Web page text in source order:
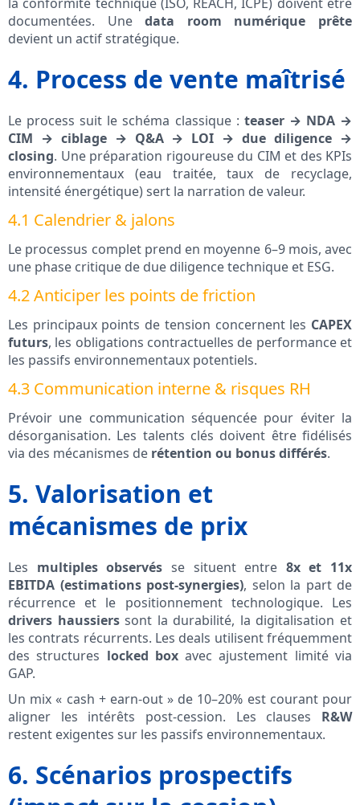
documentées. Unedata room numérique prête
devient un actif stratégique.
4. Process de vente maîtrisé
Le process suit le schéma classique : teaser → NDA →
CIM → ciblage → Q&A → LOI → due diligence →
closing. Une préparation rigoureuse du CIM et des KPIs
environnementaux (eau traitée, taux de recyclage,
intensité énergétique) sert la narration de valeur.
4.1 Calendrier & jalons
Le processus complet prend en moyenne 6–9 mois, avec
une phase critique de due diligence technique et ESG.
4.2 Anticiper les points de friction
Les principaux points de tension concernent les CAPEX
futurs, les obligations contractuelles de performance et
les passifs environnementaux potentiels.
4.3 Communication interne & risques RH
Prévoir une communication séquencée pour éviter la
désorganisation. Les talents clés doivent être fidélisés
via des mécanismes de rétention ou bonus différés.
5. Valorisation et
mécanismes de prix
Les multiples observés se situent entre 8x et 11x
EBITDA (estimations post-synergies), selon la part de
récurrence et le positionnement technologique. Les
drivers haussierssont la durabilité, la digitalisation et
les contrats récurrents. Les deals utilisent fréquemment
des structures locked boxavec ajustement limité via
GAP.
Un mix « cash + earn-out » de 10–20% est courant pour
aligner les intérêts post-cession. Les clauses R&W
restent exigentes sur les passifs environnementaux.
6. Scénarios prospectifs